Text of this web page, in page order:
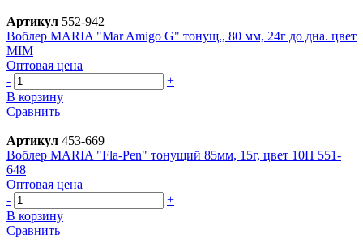
Артикул 552-942
Воблер MARIA "Mar Amigo G" тонущ., 80 мм, 24г до дна. цвет
MIM
Оптовая цена
-
+
В корзину
Сравнить
Артикул 453-669
Воблер MARIA "Fla-Pen" тонущий 85мм, 15г, цвет 10Н 551-
648
Оптовая цена
-
+
В корзину
Сравнить